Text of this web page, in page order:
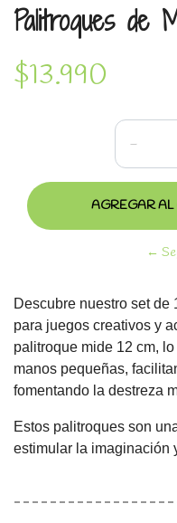
Palitroques de
$13.990
-
←
Descubre nuestro set
para juegos creativos y
palitroque mide 12 cm,
manos pequeñas,
fomentando la destreza
Estos palitroques son
estimular la imaginación